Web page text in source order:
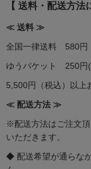
【 送料・配送方法
≪ 送料 ≫
全国一律送料 580円
ゆうパケット 250円(
5,500円（税込）以上
≪ 配送方法 ≫
※配送方法はご注文
いただきます。
◆ 配送希望が通らな